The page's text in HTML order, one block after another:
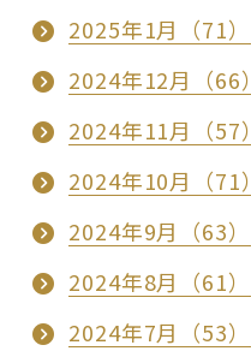
2025年1月（71）
2024年12月（66）
2024年11月（57）
2024年10月（71）
2024年9月（63）
2024年8月（61）
2024年7月（53）